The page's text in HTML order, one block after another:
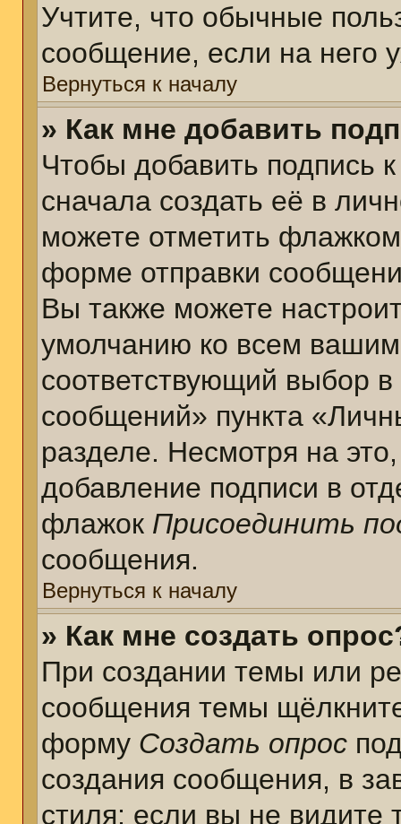
Учтите, что обычные
сообщение, если на него
Вернуться к началу
» Как мне добавить
Чтобы добавить
сначала создать её в
можете отметить
форме отправки
Вы также можете
умолчанию ко всем
соответствующий выбор
сообщений» пункта
разделе. Несмотря на
добавление подписи в
флажок Присоединить
сообщения.
Вернуться к началу
» Как мне создать
При создании темы или
сообщения темы
форму Создать опрос
создания сообщения, в
стиля; если вы не видите